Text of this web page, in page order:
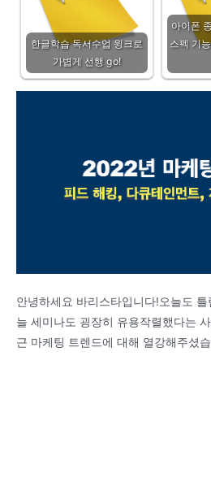
한글학습 독서수업 윙크로
가볍게 선행 go!
아이폰
스펙 기
안녕하세요 바리스타입니다!오늘도
늘 세미나도 굉장히 유용작렬했다는
근 마케팅 트렌드에 대해 열강해주셨